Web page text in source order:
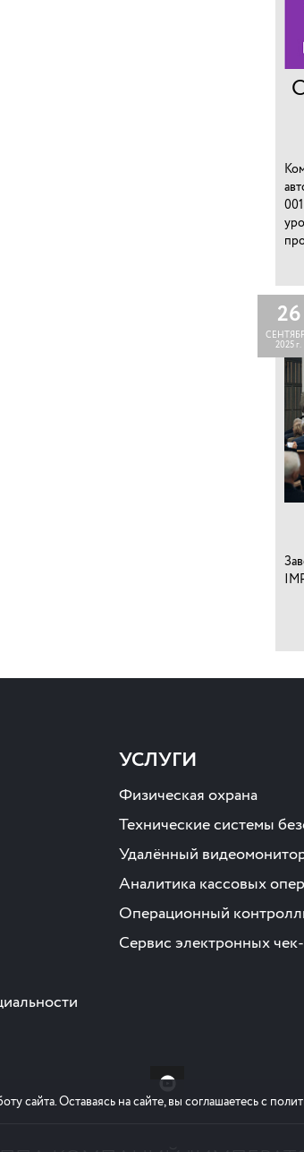
26
2025 г.
УСЛУГИ
Физическая охрана
Технические системы
Удалённый
Аналитика кассовых
Операционный
Сервис электронных
сайта. Оставаясь на сайте, вы соглашаетесь с